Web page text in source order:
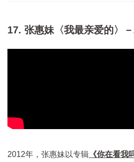
17. 张惠妹〈我最亲爱的〉
2012年，张惠妹以专辑 《你在看我